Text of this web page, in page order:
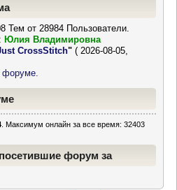
Тем от 28984 Пользователи.
Юлия Владимировна
CrossStitch" ( 2026-08-05,
форуме.
. Максимум онлайн за все время: 32403
форум за